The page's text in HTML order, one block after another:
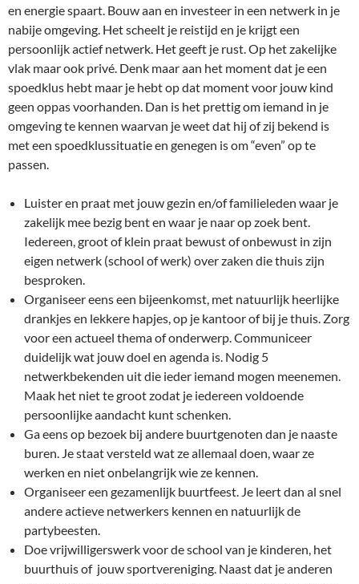
en energie spaart. Bouw aan en investeer in een netwerk in je
nabije omgeving. Het scheelt je reistijd en je krijgt een
persoonlijk actief netwerk. Het geeft je rust. Op het zakelijke
vlak maar ook privé. Denk maar aan het moment dat je een
spoedklus hebt maar je hebt op dat moment voor jouw kind
geen oppas voorhanden. Dan is het prettig om iemand in je
omgeving te kennen waarvan je weet dat hij of zij bekend is
met een spoedklussituatie en genegen is om “even” op te
passen.
Luister en praat met jouw gezin en/of familieleden waar je
zakelijk mee bezig bent en waar je naar op zoek bent.
Iedereen, groot of klein praat bewust of onbewust in zijn
eigen netwerk (school of werk) over zaken die thuis zijn
besproken.
Organiseer eens een bijeenkomst, met natuurlijk heerlijke
drankjes en lekkere hapjes, op je kantoor of bij je thuis. Zorg
voor een actueel thema of onderwerp. Communiceer
duidelijk wat jouw doel en agenda is. Nodig 5
netwerkbekenden uit die ieder iemand mogen meenemen.
Maak het niet te groot zodat je iedereen voldoende
persoonlijke aandacht kunt schenken.
Ga eens op bezoek bij andere buurtgenoten dan je naaste
buren. Je staat versteld wat ze allemaal doen, waar ze
werken en niet onbelangrijk wie ze kennen.
Organiseer een gezamenlijk buurtfeest. Je leert dan al snel
andere actieve netwerkers kennen en natuurlijk de
partybeesten.
Doe vrijwilligerswerk voor de school van je kinderen, het
buurthuis of jouw sportvereniging. Naast dat je anderen